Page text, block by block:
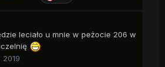
leciało u mnie w peżocie 206 w